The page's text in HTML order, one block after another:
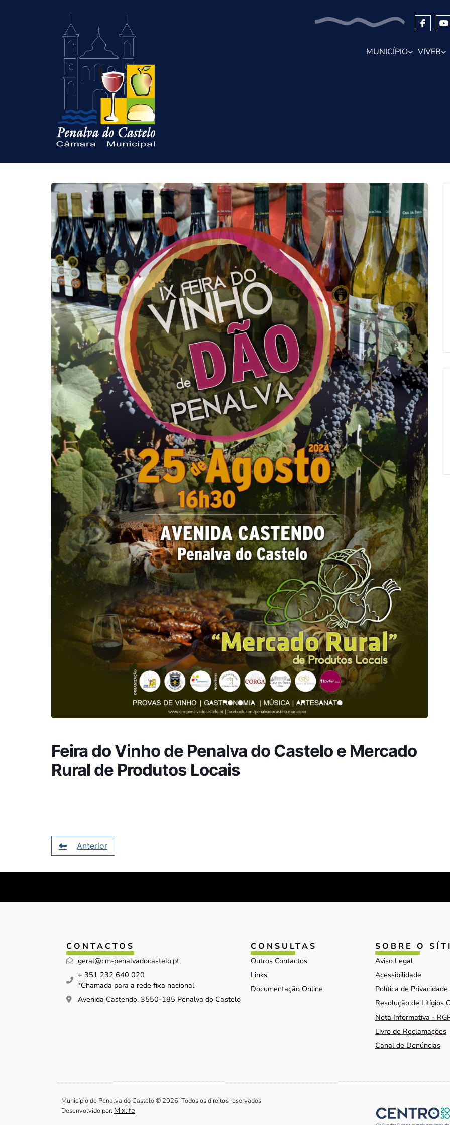
MUNICÍPIO VIVER
Feira do Vinho de Penalva do Castelo e Mercado
Rural de Produtos Locais
Anterior
CONTACTOS
geral@cm-penalvadocastelo.pt
+ 351 232 640 020
*Chamada para a rede fixa nacional
Avenida Castendo, 3550-185 Penalva do Castelo
CONSULTAS
Outros Contactos
Links
Documentação Online
SOBRE O
Aviso Legal
Acessibilidade
Política de Privacidade
Resolução de Litígios
Nota Informativa -
Livro de Reclamações
Canal de Denúncias
Município de Penalva do Castelo © 2026, Todos os direitos reservados
Desenvolvido por: Mixlife